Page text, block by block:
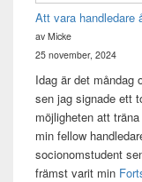
Att vara handledare
av Micke
25 november, 2024
Idag är det måndag
sen jag signade ett
möjligheten att
min fellow
socionomstudent
främst varit min